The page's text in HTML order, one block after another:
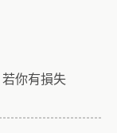
你有損失